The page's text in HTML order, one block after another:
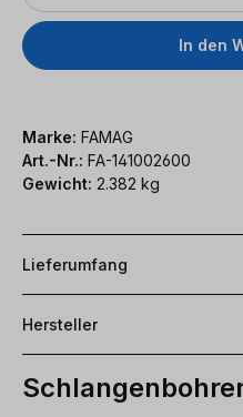
In den
Marke: FAMAG
Art.-Nr.: FA-141002600
Gewicht: 2.382 kg
Lieferumfang
Hersteller